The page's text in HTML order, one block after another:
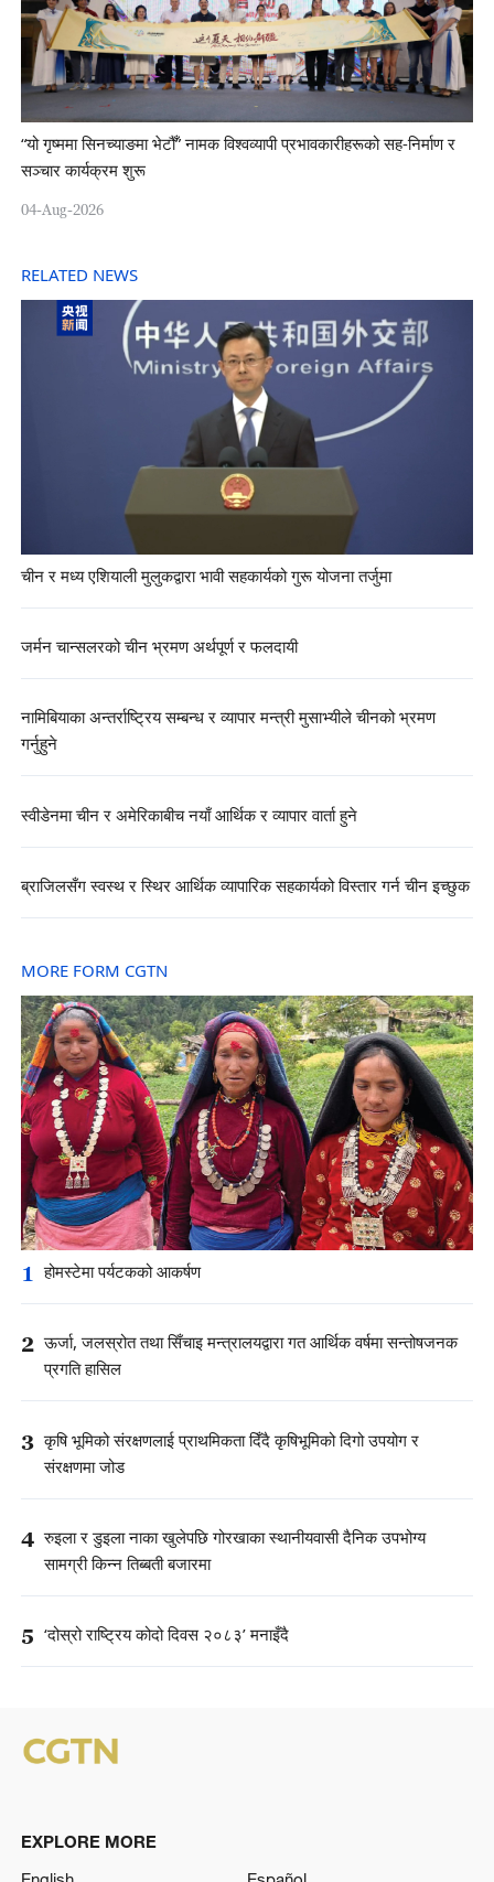
“यो गृष्ममा सिनच्याङमा भेटौँ” नामक विश्वव्यापी प्रभावकारीहरूको सह-निर्माण र
सञ्चार कार्यक्रम शुरू
04-Aug-2026
RELATED NEWS
चीन र मध्य एशियाली मुलुकद्वारा भावी सहकार्यको गुरू योजना तर्जुमा
जर्मन चान्सलरको चीन भ्रमण अर्थपूर्ण र फलदायी
नामिबियाका अन्तर्राष्ट्रिय सम्बन्ध र व्यापार मन्त्री मुसाभ्यीले चीनको भ्रमण
गर्नुहुने
स्वीडेनमा चीन र अमेरिकाबीच नयाँ आर्थिक र व्यापार वार्ता हुने
ब्राजिलसँग स्वस्थ र स्थिर आर्थिक व्यापारिक सहकार्यको विस्तार गर्न चीन इच्छुक
MORE FORM CGTN
1 होमस्टेमा पर्यटकको आकर्षण
2 ऊर्जा, जलस्रोत तथा सिँचाइ मन्त्रालयद्वारा गत आर्थिक वर्षमा सन्तोषजनक
प्रगति हासिल
3 कृषि भूमिको संरक्षणलाई प्राथमिकता दिँदै कृषिभूमिको दिगो उपयोग र
संरक्षणमा जोड
4 रुइला र डुइला नाका खुलेपछि गोरखाका स्थानीयवासी दैनिक उपभोग्य
सामग्री किन्न तिब्बती बजारमा
5 ‘दोस्रो राष्ट्रिय कोदो दिवस २०८३’ मनाइँदै
EXPLORE MORE